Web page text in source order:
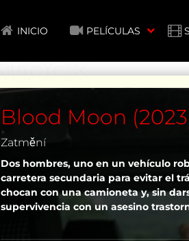
INICIO PELÍCULAS
Blood Moon
Zatmění
Dos hombres, uno en un vehículo
carretera secundaria para evitar el
chocan con una camioneta y, sin
supervivencia con un asesino